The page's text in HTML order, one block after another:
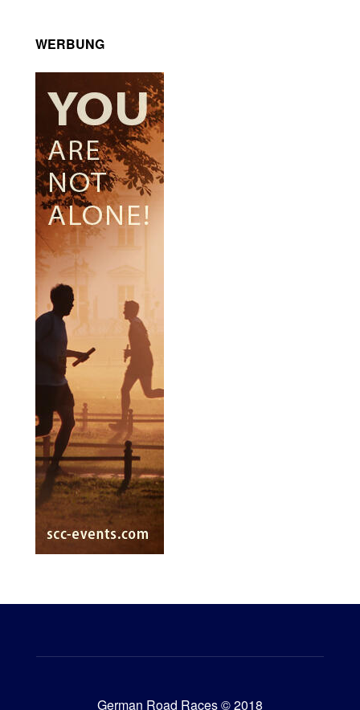
WERBUNG
German Road Races © 2018